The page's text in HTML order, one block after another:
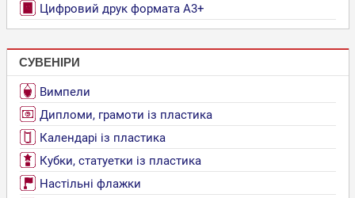
Цифровий друк формата А3+
СУВЕНІРИ
Вимпели
Дипломи, грамоти із пластика
Календарі із пластика
Кубки, статуетки із пластика
Настільні флажки